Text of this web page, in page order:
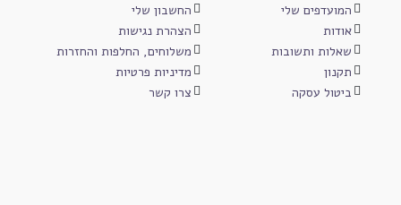
המועדפים שלי
החשבון שלי
אודות
הצהרת נגישות
שאלות ותשובות
משלוחים, החלפות והחזרות
תקנון
מדיניות פרטיות
ביטול עסקה
צרו קשר